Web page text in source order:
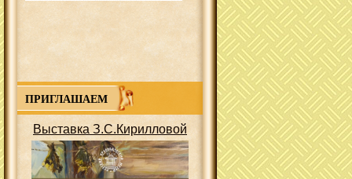
ПРИГЛАШАЕМ
Выставка З.С.Кирилловой